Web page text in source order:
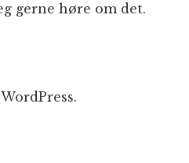
gerne høre om det.